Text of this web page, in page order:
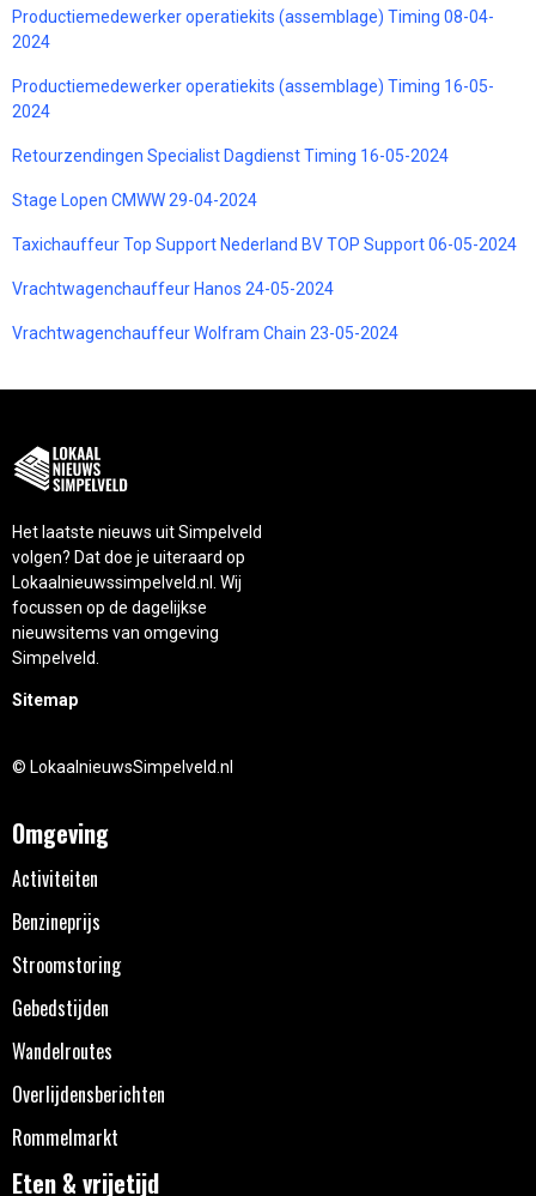
Productiemedewerker operatiekits (assemblage) Timing 08-04-
2024
Productiemedewerker operatiekits (assemblage) Timing 16-05-
2024
Retourzendingen Specialist Dagdienst Timing 16-05-2024
Stage Lopen CMWW 29-04-2024
Taxichauffeur Top Support Nederland BV TOP Support 06-05-2024
Vrachtwagenchauffeur Hanos 24-05-2024
Vrachtwagenchauffeur Wolfram Chain 23-05-2024
Het laatste nieuws uit Simpelveld
volgen? Dat doe je uiteraard op
Lokaalnieuwssimpelveld.nl. Wij
focussen op de dagelijkse
nieuwsitems van omgeving
Simpelveld.
Sitemap
© LokaalnieuwsSimpelveld.nl
Omgeving
Activiteiten
Benzineprijs
Stroomstoring
Gebedstijden
Wandelroutes
Overlijdensberichten
Rommelmarkt
Eten & vrijetijd